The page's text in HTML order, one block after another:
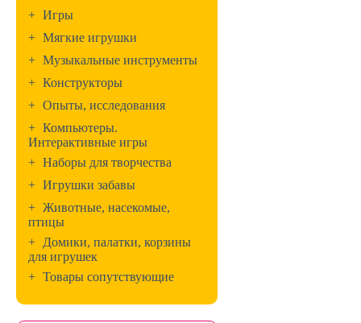
+ Игры
+ Мягкие игрушки
+ Музыкальные инструменты
+ Конструкторы
+ Опыты, исследования
+ Компьютеры.
Интерактивные игры
+ Наборы для творчества
+ Игрушки забавы
+ Животные, насекомые,
птицы
+ Домики, палатки, корзины
для игрушек
+ Товары сопутствующие